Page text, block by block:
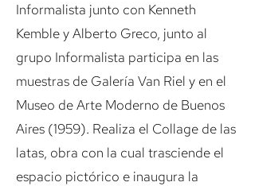
Informalista junto con Kenneth
Kemble y Alberto Greco, junto al
grupo Informalista participa en las
muestras de Galería Van Riel y en el
Museo de Arte Moderno de Buenos
Aires (1959). Realiza el Collage de las
latas, obra con la cual trasciende el
espacio pictórico e inaugura la